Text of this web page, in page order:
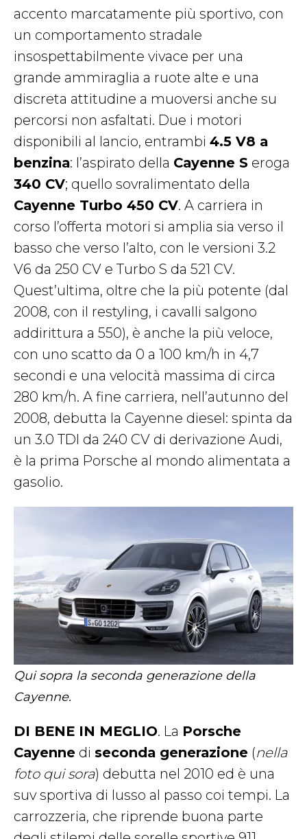
accento marcatamente più sportivo, con
un comportamento stradale
insospettabilmente vivace per una
grande ammiraglia a ruote alte e una
discreta attitudine a muoversi anche su
percorsi non asfaltati. Due i motori
disponibili al lancio, entrambi 4.5 V8 a
benzina: l’aspirato della Cayenne S eroga
340 CV; quello sovralimentato della
Cayenne Turbo 450 CV. A carriera in
corso l’offerta motori si amplia sia verso il
basso che verso l’alto, con le versioni 3.2
V6 da 250 CV e Turbo S da 521 CV.
Quest’ultima, oltre che la più potente (dal
2008, con il restyling, i cavalli salgono
addirittura a 550), è anche la più veloce,
con uno scatto da 0 a 100 km/h in 4,7
secondi e una velocità massima di circa
280 km/h. A fine carriera, nell’autunno del
2008, debutta la Cayenne diesel: spinta da
un 3.0 TDI da 240 CV di derivazione Audi,
è la prima Porsche al mondo alimentata a
gasolio.
Qui sopra la seconda generazione della
Cayenne.
DI BENE IN MEGLIO. La Porsche
Cayenne di seconda generazione (nella
foto qui sora) debutta nel 2010 ed è una
suv sportiva di lusso al passo coi tempi. La
carrozzeria, che riprende buona parte